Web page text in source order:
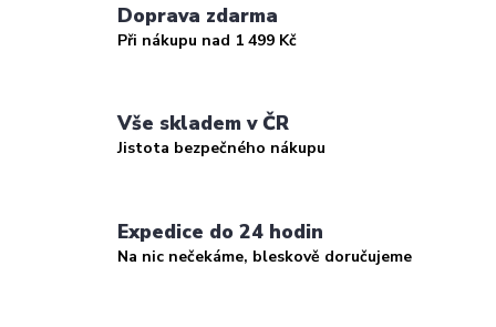
Doprava zdarma
Při nákupu nad 1 499 Kč
Vše skladem v ČR
Jistota bezpečného nákupu
Expedice do 24 hodin
Na nic nečekáme, bleskově doručujeme